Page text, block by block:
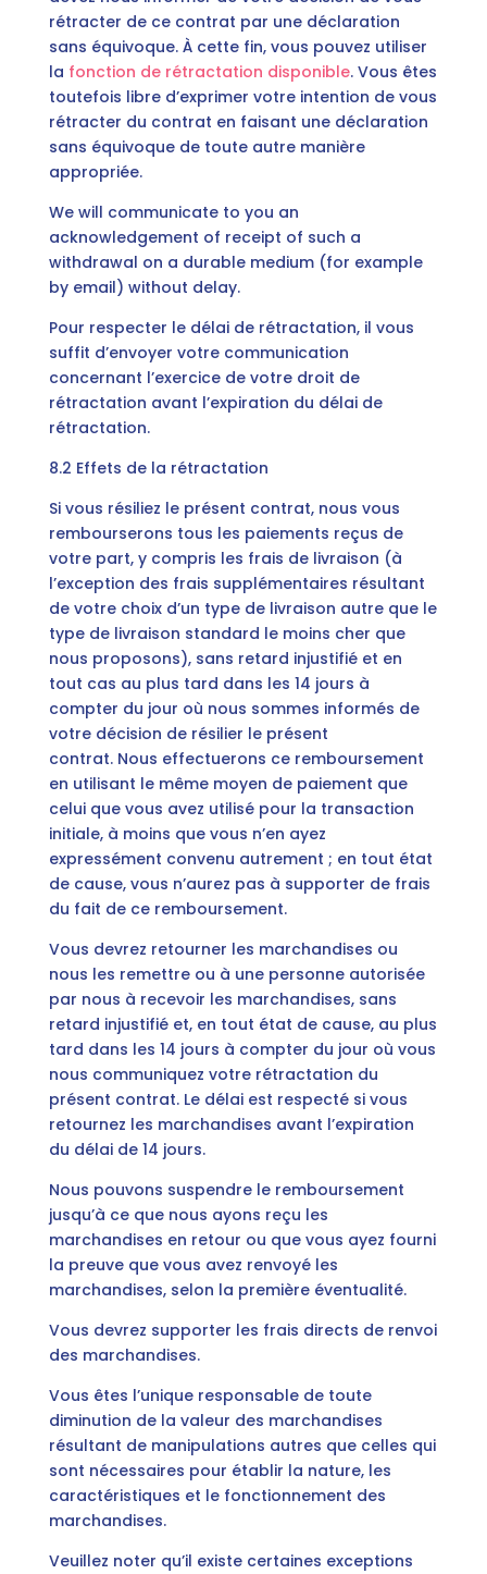
rétracter de ce contrat par une déclaration
sans équivoque. À cette fin, vous pouvez utiliser
la fonction de rétractation disponible. Vous êtes
toutefois libre d’exprimer votre intention de vous
rétracter du contrat en faisant une déclaration
sans équivoque de toute autre manière
appropriée.
We will communicate to you an
acknowledgement of receipt of such a
withdrawal on a durable medium (for example
by email) without delay.
Pour respecter le délai de rétractation, il vous
suffit d’envoyer votre communication
concernant l’exercice de votre droit de
rétractation avant l’expiration du délai de
rétractation.
8.2 Effets de la rétractation
Si vous résiliez le présent contrat, nous vous
rembourserons tous les paiements reçus de
votre part, y compris les frais de livraison (à
l’exception des frais supplémentaires résultant
de votre choix d’un type de livraison autre que le
type de livraison standard le moins cher que
nous proposons), sans retard injustifié et en
tout cas au plus tard dans les 14 jours à
compter du jour où nous sommes informés de
votre décision de résilier le présent
contrat. Nous effectuerons ce remboursement
en utilisant le même moyen de paiement que
celui que vous avez utilisé pour la transaction
initiale, à moins que vous n’en ayez
expressément convenu autrement ; en tout état
de cause, vous n’aurez pas à supporter de frais
du fait de ce remboursement.
Vous devrez retourner les marchandises ou
nous les remettre ou à une personne autorisée
par nous à recevoir les marchandises, sans
retard injustifié et, en tout état de cause, au plus
tard dans les 14 jours à compter du jour où vous
nous communiquez votre rétractation du
présent contrat. Le délai est respecté si vous
retournez les marchandises avant l’expiration
du délai de 14 jours.
Nous pouvons suspendre le remboursement
jusqu’à ce que nous ayons reçu les
marchandises en retour ou que vous ayez fourni
la preuve que vous avez renvoyé les
marchandises, selon la première éventualité.
Vous devrez supporter les frais directs de renvoi
des marchandises.
Vous êtes l’unique responsable de toute
diminution de la valeur des marchandises
résultant de manipulations autres que celles qui
sont nécessaires pour établir la nature, les
caractéristiques et le fonctionnement des
marchandises.
Veuillez noter qu’il existe certaines exceptions